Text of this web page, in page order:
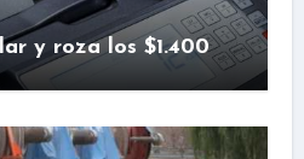
y roza los $1.400